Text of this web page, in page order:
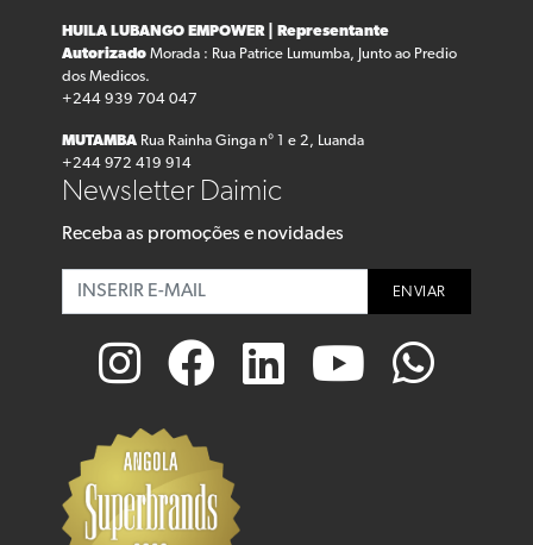
HUILA LUBANGO EMPOWER | Representante
Autorizado Morada : Rua Patrice Lumumba, Junto ao Predio
dos Medicos.
+244 939 704 047
MUTAMBA Rua Rainha Ginga n° 1 e 2, Luanda
+244 972 419 914
Newsletter Daimic
Receba as promoções e novidades
ENVIAR